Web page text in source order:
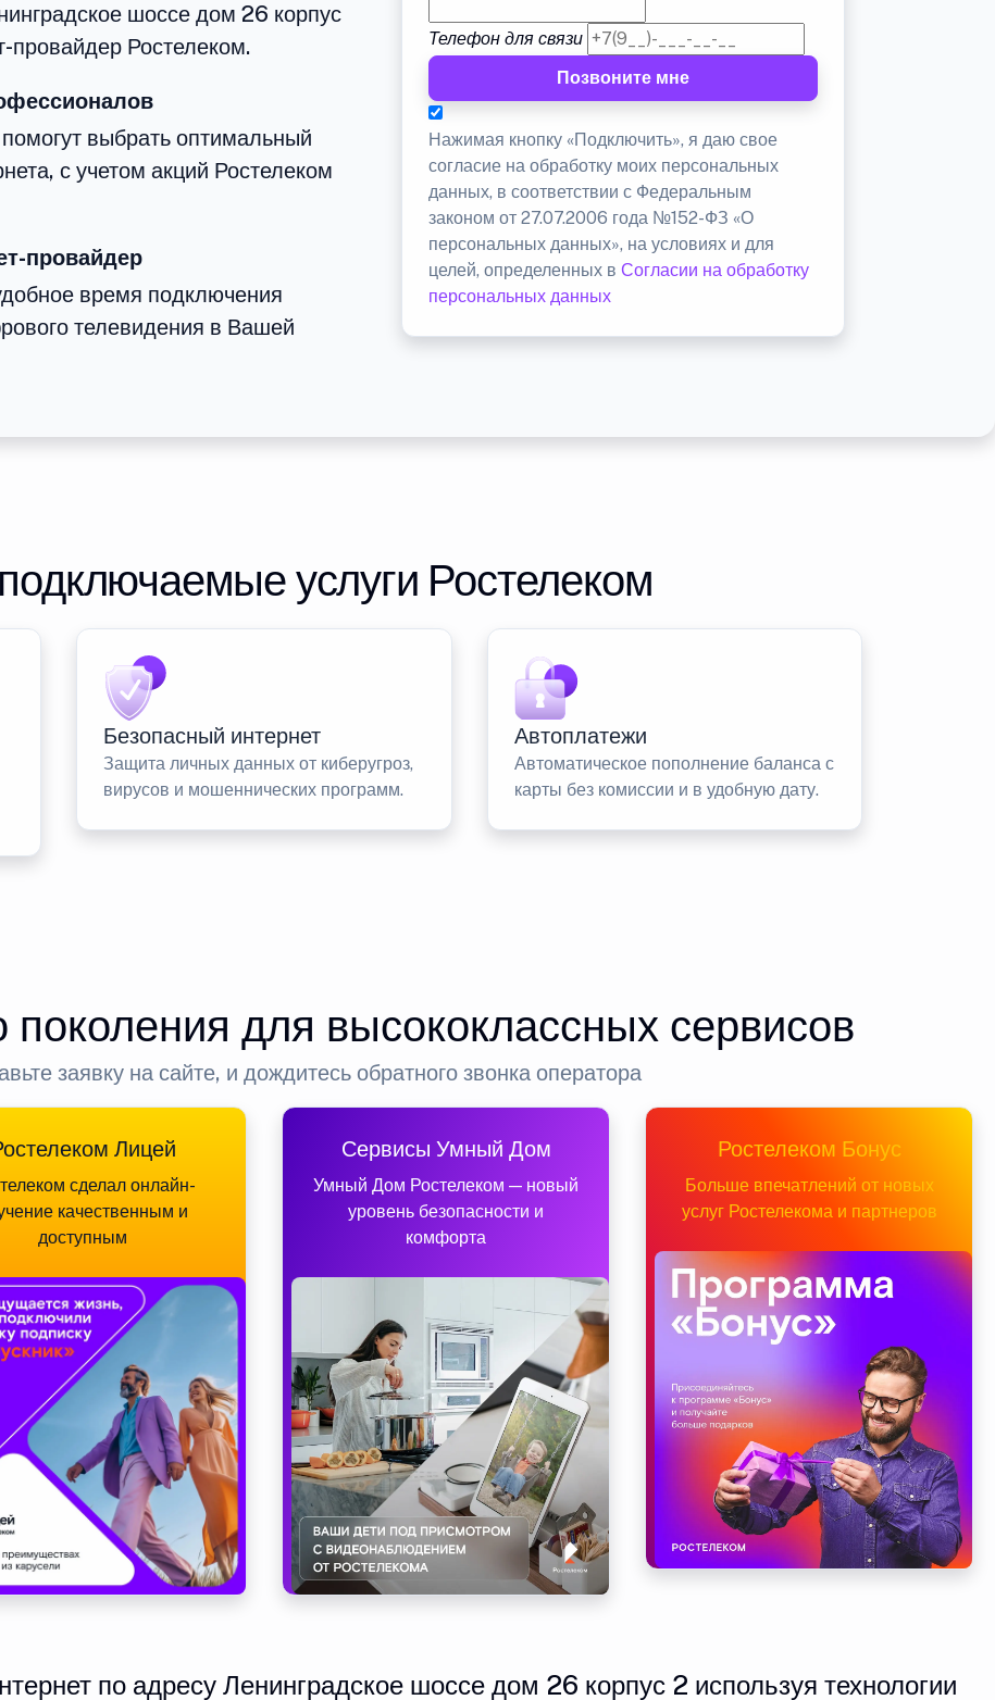
шоссе дом 26 корпус
провайдер Ростелеком.
выбрать оптимальный
с учетом акций Ростелеком
провайдер
время подключения
телевидения в Вашей
Телефон для связи
Позвоните мне
Нажимая кнопку «Подключить», я даю свое
согласие на обработку моих персональных
данных, в соответствии с Федеральным
законом от 27.07.2006 года №152-ФЗ «О
персональных данных», на условиях и для
целей, определенных вСогласии на обработку
персональных данных
услуги Ростелеком
Безопасный интернет
Защита личных данных от киберугроз,
вирусов и мошеннических программ.
Автоплатежи
Автоматическое пополнение баланса с
карты без комиссии и в удобную дату.
поколения для высококлассных сервисов
заявку на сайте, и дождитесь обратного звонка оператора
Лицей
сделал онлайн-
качественным и
доступным
Сервисы Умный Дом
Умный Дом Ростелеком — новый
уровень безопасности и
комфорта
Ростелеком Бонус
Больше впечатлений от новых
услуг Ростелекома и партнеров
по адресу Ленинградское шоссе дом 26 корпус 2 используя технологии